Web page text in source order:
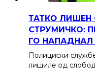
ТАТКО
СТРУМИЧКО:
ГО НАПАДНАЛ
Полициски
лишиле од